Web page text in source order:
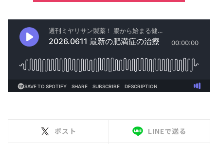
ポスト LINEで送る